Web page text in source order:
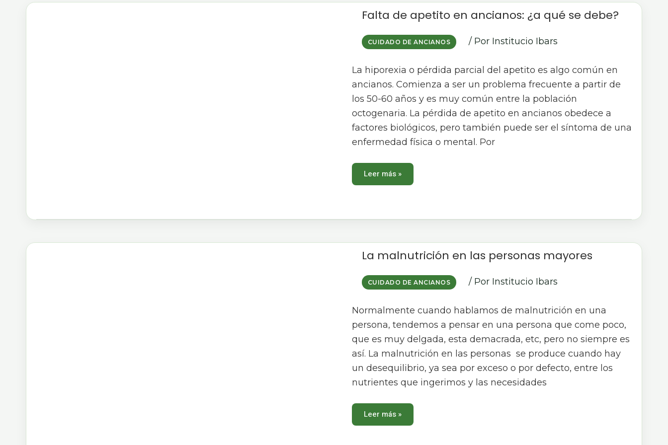
Falta de apetito en ancianos: ¿a qué se debe?
CUIDADO DE ANCIANOS / Por Institucio Ibars
La hiporexia o pérdida parcial del apetito es algo común en
ancianos. Comienza a ser un problema frecuente a partir de
los 50-60 años y es muy común entre la población
octogenaria. La pérdida de apetito en ancianos obedece a
factores biológicos, pero también puede ser el síntoma de una
enfermedad física o mental. Por
Falta
de
apetito
ancianos:
¿a
qué
debe?
Leer más »
La malnutrición en las personas mayores
CUIDADO DE ANCIANOS / Por Institucio Ibars
Normalmente cuando hablamos de malnutrición en una
persona, tendemos a pensar en una persona que come poco,
que es muy delgada, esta demacrada, etc, pero no siempre es
así. La malnutrición en las personas se produce cuando hay
un desequilibrio, ya sea por exceso o por defecto, entre los
nutrientes que ingerimos y las necesidades
La
malnutrición
en
personas
mayores
Leer más »